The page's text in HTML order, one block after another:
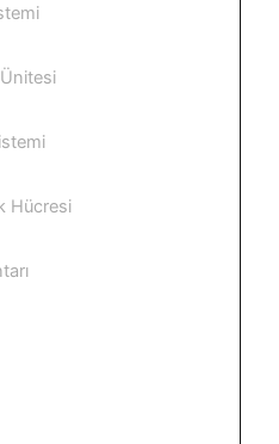
Hücresi